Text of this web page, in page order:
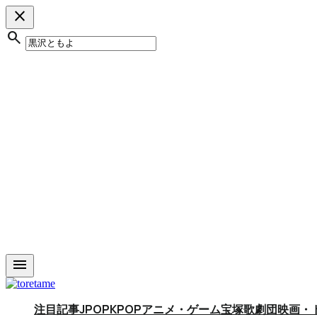
close
search
menu
注目記事JPOPKPOPアニメ・ゲーム宝塚歌劇団映画・